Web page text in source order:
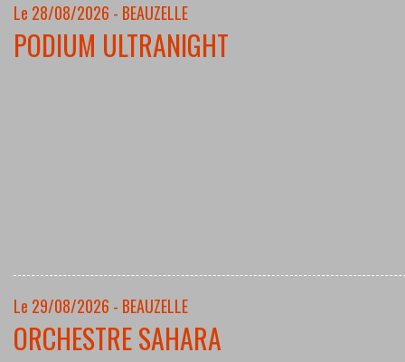
Le 28/08/2026 - BEAUZELLE
PODIUM ULTRANIGHT
Le 29/08/2026 - BEAUZELLE
ORCHESTRE SAHARA